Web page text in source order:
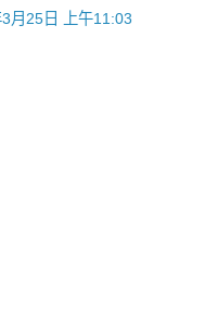
月25日 上午11:03